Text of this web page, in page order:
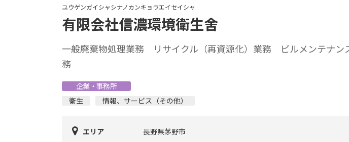
ユウゲンガイシャシナノカンキョウエイセイシャ
有限会社信濃環境衛生舍
一般廃棄物処理業務 リサイクル（再資源化）業務 ビルメンテナン
務
企業・事務所
衛生
情報、サービス（その他）
エリア 長野県茅野市